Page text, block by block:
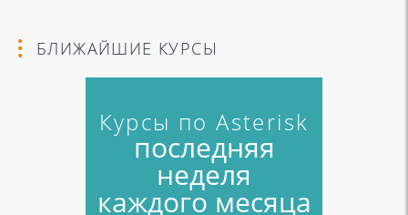
БЛИЖАЙШИЕ КУРСЫ
Курсы по Asterisk
последняя
неделя
каждого месяца